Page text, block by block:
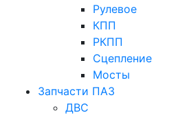
Рулевое
КПП
РКПП
Сцепление
Мосты
Запчасти ПАЗ
ДВС